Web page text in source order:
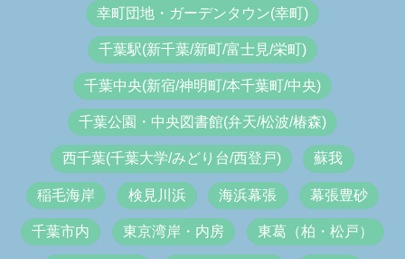
幸町団地・ガーデンタウン(幸町)
千葉駅(新千葉/新町/富士見/栄町)
千葉中央(新宿/神明町/本千葉町/中央)
千葉公園・中央図書館(弁天/松波/椿森)
西千葉(千葉大学/みどり台/西登戸) 蘇我
稲毛海岸 検見川浜 海浜幕張 幕張豊砂
千葉市内 東京湾岸・内房 東葛（柏・松戸）